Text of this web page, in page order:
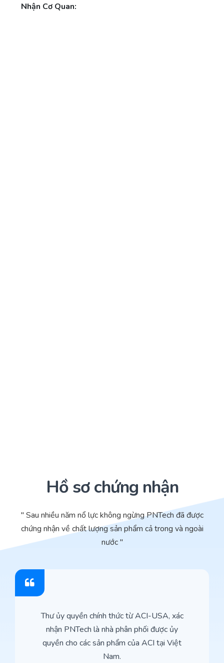
Nhận Cơ Quan:
Hồ sơ chứng nhận
" Sau nhiều năm nổ lực không ngừng PNTech đã được
chứng nhận về chất lượng sản phẩm cả trong và ngoài
nước "
Thư ủy quyền chính thức từ ACI-USA, xác
nhận PNTech là nhà phân phối được ủy
quyền cho các sản phẩm của ACI tại Việt
Nam.